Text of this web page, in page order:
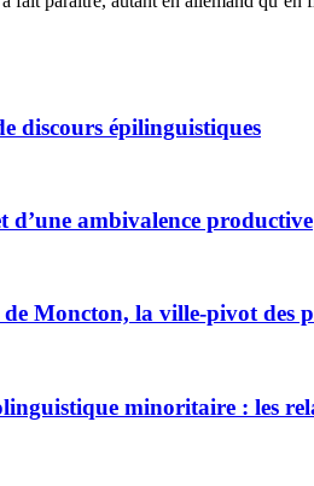
discours épilinguistiques
ambivalence productive
Moncton, la ville-pivot des
minoritaire : les